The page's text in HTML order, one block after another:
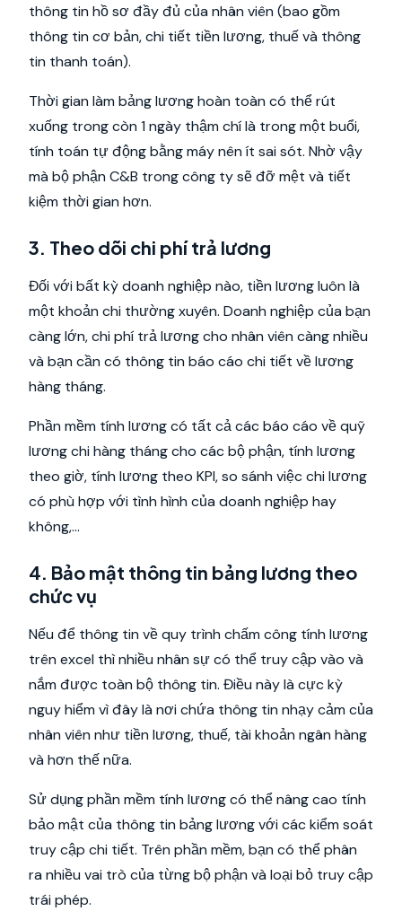
thông tin hồ sơ đầy đủ của nhân viên (bao gồm
thông tin cơ bản, chi tiết tiền lương, thuế và thông
tin thanh toán).
Thời gian làm bảng lương hoàn toàn có thể rút
xuống trong còn 1 ngày thậm chí là trong một buổi,
tính toán tự động bằng máy nên ít sai sót. Nhờ vậy
mà bộ phận C&B trong công ty sẽ đỡ mệt và tiết
kiệm thời gian hơn.
3. Theo dõi chi phí trả lương
Đối với bất kỳ doanh nghiệp nào, tiền lương luôn là
một khoản chi thường xuyên. Doanh nghiệp của bạn
càng lớn, chi phí trả lương cho nhân viên càng nhiều
và bạn cần có thông tin báo cáo chi tiết về lương
hàng tháng.
Phần mềm tính lương có tất cả các báo cáo về quỹ
lương chi hàng tháng cho các bộ phận, tính lương
theo giờ, tính lương theo KPI, so sánh việc chi lương
có phù hợp với tình hình của doanh nghiệp hay
không,...
4. Bảo mật thông tin bảng lương theo
chức vụ
Nếu để thông tin về quy trình chấm công tính lương
trên excel thì nhiều nhân sự có thể truy cập vào và
nắm được toàn bộ thông tin. Điều này là cực kỳ
nguy hiểm vì đây là nơi chứa thông tin nhạy cảm của
nhân viên như tiền lương, thuế, tài khoản ngân hàng
và hơn thế nữa.
Sử dụng phần mềm tính lương có thể nâng cao tính
bảo mật của thông tin bảng lương với các kiểm soát
truy cập chi tiết. Trên phần mềm, bạn có thể phân
ra nhiều vai trò của từng bộ phận và loại bỏ truy cập
trái phép.